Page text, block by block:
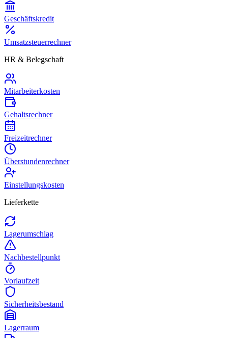
Geschäftskredit
Umsatzsteuerrechner
HR & Belegschaft
Mitarbeiterkosten
Gehaltsrechner
Freizeitrechner
Überstundenrechner
Einstellungskosten
Lieferkette
Lagerumschlag
Nachbestellpunkt
Vorlaufzeit
Sicherheitsbestand
Lagerraum